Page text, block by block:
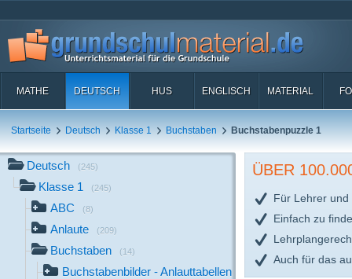
MATHE DEUTSCH HUS ENGLISCH MATERIAL
Startseite Deutsch Klasse 1 Buchstaben Buchstabenpuzzle 1
Deutsch (245)
Klasse 1 (245)
ABC (8)
Anlaute (209)
Buchstaben (14)
Buchstabenbilder - Anlauttabellen
ÜBER
Für Lehrer und
Einfach zu
Auch für das